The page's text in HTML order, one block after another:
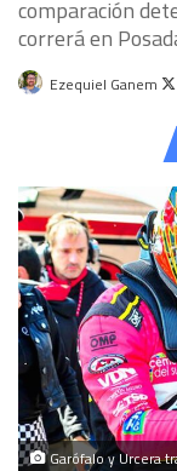
comparación
correrá en
Ezequiel Ganem
Garófalo y Urcera